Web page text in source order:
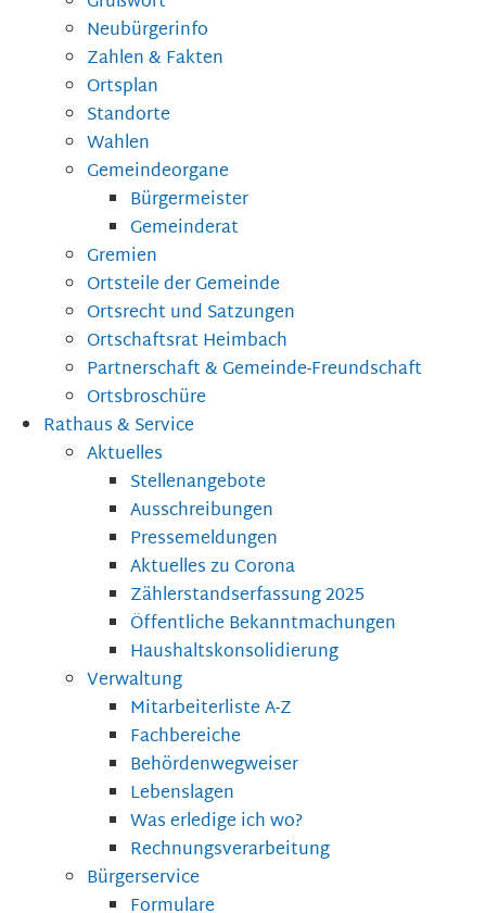
Neubürgerinfo
Zahlen & Fakten
Ortsplan
Standorte
Wahlen
Gemeindeorgane
Bürgermeister
Gemeinderat
Gremien
Ortsteile der Gemeinde
Ortsrecht und Satzungen
Ortschaftsrat Heimbach
Partnerschaft & Gemeinde-Freundschaft
Ortsbroschüre
Rathaus & Service
Aktuelles
Stellenangebote
Ausschreibungen
Pressemeldungen
Aktuelles zu Corona
Zählerstandserfassung 2025
Öffentliche Bekanntmachungen
Haushaltskonsolidierung
Verwaltung
Mitarbeiterliste A-Z
Fachbereiche
Behördenwegweiser
Lebenslagen
Was erledige ich wo?
Rechnungsverarbeitung
Bürgerservice
Formulare